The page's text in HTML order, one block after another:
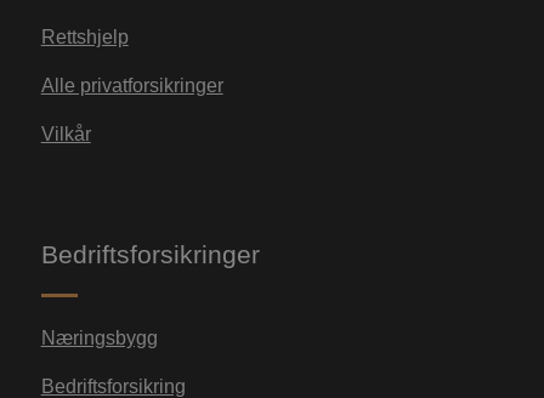
Rettshjelp
Alle privatforsikringer
Vilkår
Bedriftsforsikringer
Næringsbygg
Bedriftsforsikring